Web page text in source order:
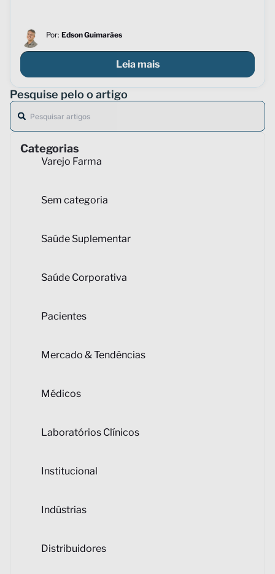
Por: Edson Guimarães
Leia mais
Pesquise pelo o artigo
Categorias
Varejo Farma
Sem categoria
Saúde Suplementar
Saúde Corporativa
Pacientes
Mercado & Tendências
Médicos
Laboratórios Clínicos
Institucional
Indústrias
Distribuidores